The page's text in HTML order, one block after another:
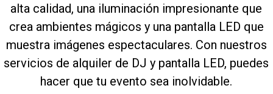
alta calidad, una iluminación impresionante que
crea ambientes mágicos y una pantalla LED que
muestra imágenes espectaculares. Con nuestros
servicios de alquiler de DJ y pantalla LED, puedes
hacer que tu evento sea inolvidable.